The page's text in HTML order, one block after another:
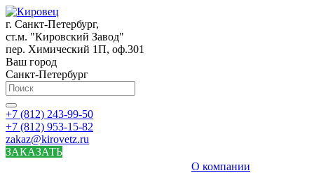
г. Санкт-Петербург,
ст.м. "Кировский Завод"
пер. Химический 1П, оф.301
Ваш город
Санкт-Петербург
+7 (812) 243-99-50
+7 (812) 953-15-82
zakaz@kirovetz.ru
ЗАКАЗАТЬ
О компании